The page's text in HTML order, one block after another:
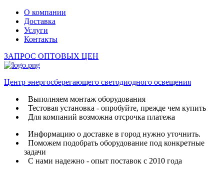
О компании
Доставка
Услуги
Контакты
ЗАПРОС ОПТОВЫХ ЦЕН
Центр энергосберегающего светодиодного освещения
Выполняем монтаж оборудования
Тестовая установка - опробуйте, прежде чем купить
Для компаний возможна отсрочка платежа
Информацию о доставке в город нужно уточнить.
Поможем подобрать оборудование под конкретные
задачи
С нами надежно - опыт поставок с 2010 года